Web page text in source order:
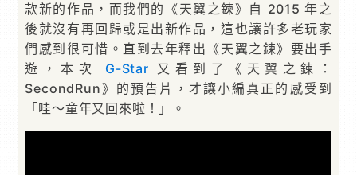
款新的作品，而我們的《天翼之鍊》自 2015 年之
後就沒有再回歸或是出新作品，這也讓許多老玩家
們感到很可惜。直到去年釋出《天翼之鍊》要出手
遊，本次 G-Star 又看到了《天翼之鍊：
SecondRun》的預告片，才讓小編真正的感受到
「哇～童年又回來啦！」。